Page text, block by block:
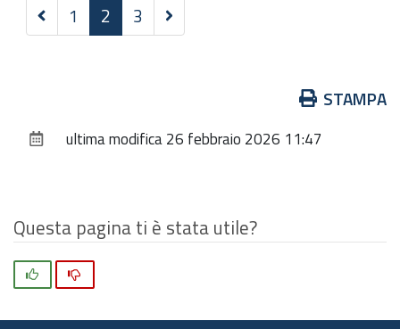
Precedenti
20
1 2 3
Successivi
12
documento
STAMPA
ultima modifica26 febbraio 2026 11:47
Questa pagina ti è stata utile?